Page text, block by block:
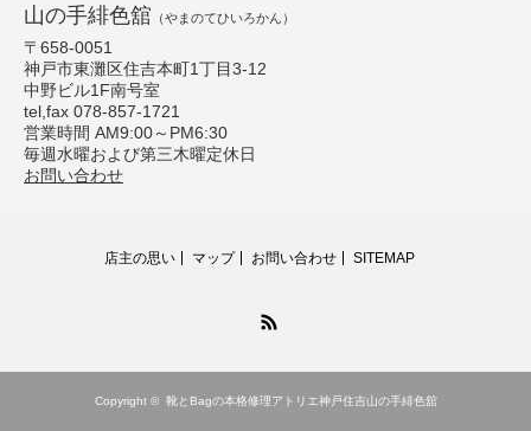
山の手緋色舘 （やまのてひいろかん）
〒658-0051
神戸市東灘区住吉本町1丁目3-12
中野ビル1F南号室
tel,fax 078-857-1721
営業時間 AM9:00～PM6:30
毎週水曜および第三木曜定休日
お問い合わせ
店主の思い マップ お問い合わせ SITEMAP
Copyright © 靴とBagの本格修理アトリエ神戸住吉山の手緋色舘